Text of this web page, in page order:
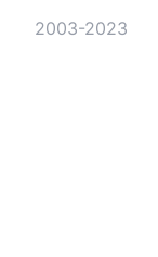
2003-2023